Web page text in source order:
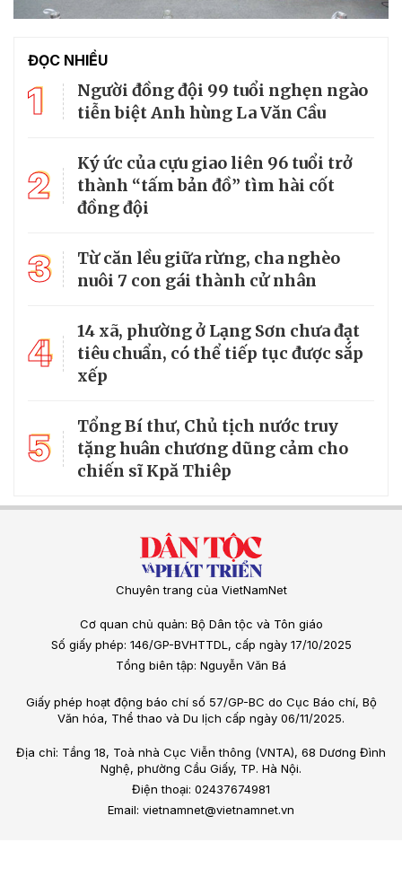
ĐỌC NHIỀU
1
Người đồng đội 99 tuổi nghẹn ngào
tiễn biệt Anh hùng La Văn Cầu
2
Ký ức của cựu giao liên 96 tuổi trở
thành “tấm bản đồ” tìm hài cốt
đồng đội
3
Từ căn lều giữa rừng, cha nghèo
nuôi 7 con gái thành cử nhân
4
14 xã, phường ở Lạng Sơn chưa đạt
tiêu chuẩn, có thể tiếp tục được sắp
xếp
5
Tổng Bí thư, Chủ tịch nước truy
tặng huân chương dũng cảm cho
chiến sĩ Kpă Thiêp
Chuyên trang của VietNamNet
Cơ quan chủ quản: Bộ Dân tộc và Tôn giáo
Số giấy phép: 146/GP-BVHTTDL, cấp ngày 17/10/2025
Tổng biên tập: Nguyễn Văn Bá
Giấy phép hoạt động báo chí số 57/GP-BC do Cục Báo chí, Bộ
Văn hóa, Thể thao và Du lịch cấp ngày 06/11/2025.
Địa chỉ: Tầng 18, Toà nhà Cục Viễn thông (VNTA), 68 Dương Đình
Nghệ, phường Cầu Giấy, TP. Hà Nội.
Điện thoại: 02437674981
Email: vietnamnet@vietnamnet.vn